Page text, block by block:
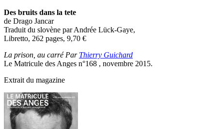
Des bruits dans la tete
de Drago Jancar
Traduit du slovène par Andrée Lück-Gaye,
Libretto, 262 pages, 9,70 €
La prison, au carré Par Thierry Guichard
Le Matricule des Anges n°168 , novembre 2015.
Extrait du magazine